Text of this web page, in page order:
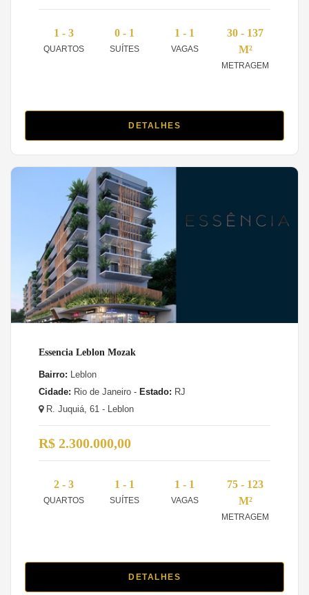
1 - 3
QUARTOS
0 - 1
SUÍTES
1 - 1
VAGAS
30 - 137
M²
METRAGEM
DETALHES
Essencia Leblon Mozak
Bairro: Leblon
Cidade: Rio de Janeiro - Estado: RJ
R. Juquiá, 61 - Leblon
R$ 2.300.000,00
2 - 3
QUARTOS
1 - 1
SUÍTES
1 - 1
VAGAS
75 - 123
M²
METRAGEM
DETALHES